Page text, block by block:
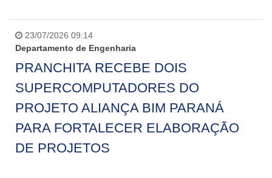
23/07/2026 09:14
Departamento de Engenharia
PRANCHITA RECEBE DOIS
SUPERCOMPUTADORES DO
PROJETO ALIANÇA BIM PARANÁ
PARA FORTALECER ELABORAÇÃO
DE PROJETOS